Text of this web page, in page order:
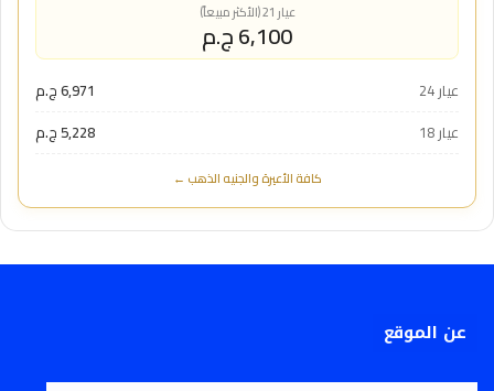
عيار 21 (الأكثر مبيعاً)
6,100 ج.م
عيار 24
6,971 ج.م
عيار 18
5,228 ج.م
كافة الأعيرة والجنيه الذهب ←
عن الموقع